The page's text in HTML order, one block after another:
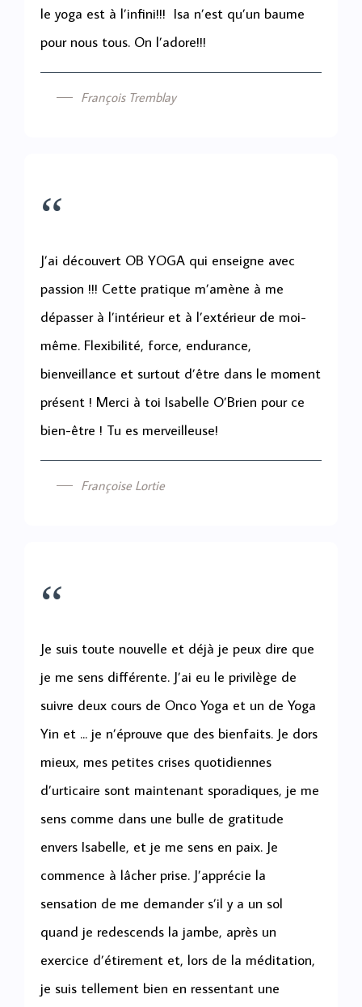
le yoga est à l’infini!!! Isa n’est qu’un baume
pour nous tous. On l’adore!!!
François Tremblay
“
J’ai découvert OB YOGA qui enseigne avec
passion !!! Cette pratique m’amène à me
dépasser à l’intérieur et à l’extérieur de moi-
même. Flexibilité, force, endurance,
bienveillance et surtout d’être dans le moment
présent ! Merci à toi Isabelle O’Brien pour ce
bien-être ! Tu es merveilleuse!
Françoise Lortie
“
Je suis toute nouvelle et déjà je peux dire que
je me sens différente. J’ai eu le privilège de
suivre deux cours de Onco Yoga et un de Yoga
Yin et ... je n’éprouve que des bienfaits. Je dors
mieux, mes petites crises quotidiennes
d’urticaire sont maintenant sporadiques, je me
sens comme dans une bulle de gratitude
envers Isabelle, et je me sens en paix. Je
commence à lâcher prise. J’apprécie la
sensation de me demander s’il y a un sol
quand je redescends la jambe, après un
exercice d’étirement et, lors de la méditation,
je suis tellement bien en ressentant une